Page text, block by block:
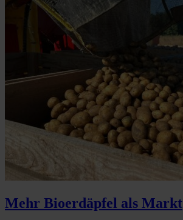
Mehr Bioerdäpfel als Markt